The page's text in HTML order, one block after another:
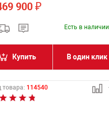
900 ₽
Есть в наличии
Купить В один клик
товара: 114540